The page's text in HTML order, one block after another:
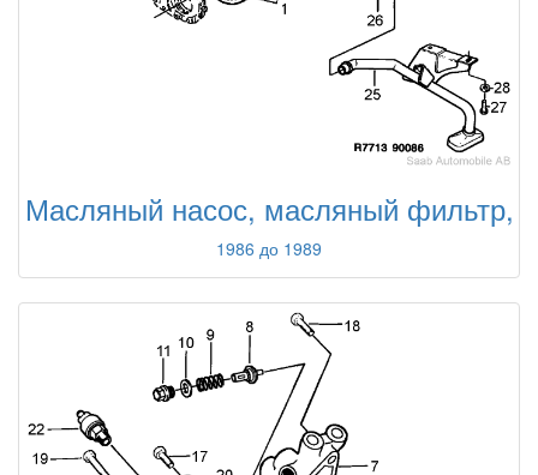
Масляный насос, масляный фильтр,
1986 до 1989